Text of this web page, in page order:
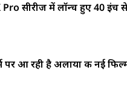
सीरीज में लॉन्च हुए 40
पर आ रही है अलाया की नई